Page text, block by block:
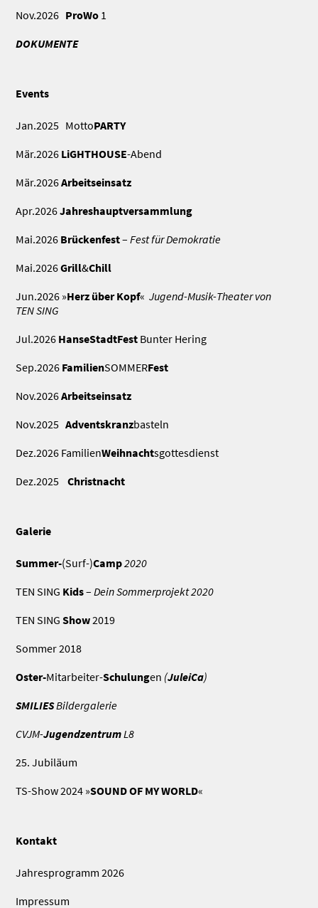
Nov.2026 ProWo 1
DOKUMENTE
Events
Jan.2025 MottoPARTY
Mär.2026 LiGHTHOUSE-Abend
Mär.2026Arbeitseinsatz
Apr.2026Jahreshauptversammlung
Mai.2026 Brückenfest–Fest für Demokratie
Mai.2026Grill&Chill
Jun.2026 »Herz über Kopf«Jugend-Musik-Theater von
TEN SING
Jul.2026 HanseStadtFest Bunter Hering
Sep.2026 FamilienSOMMERFest
Nov.2026Arbeitseinsatz
Nov.2025Adventskranzbasteln
Dez.2026 FamilienWeihnachtsgottesdienst
Dez.2025Christnacht
Galerie
Summer-(Surf-)Camp2020
TEN SING Kids–Dein Sommerprojekt 2020
TEN SINGShow2019
Sommer 2018
Oster-Mitarbeiter-Schulungen (JuleiCa)
SMILIESBildergalerie
CVJM-JugendzentrumL8
25. Jubiläum
TS-Show 2024 »SOUND OF MY WORLD«
Kontakt
Jahresprogramm 2026
Impressum